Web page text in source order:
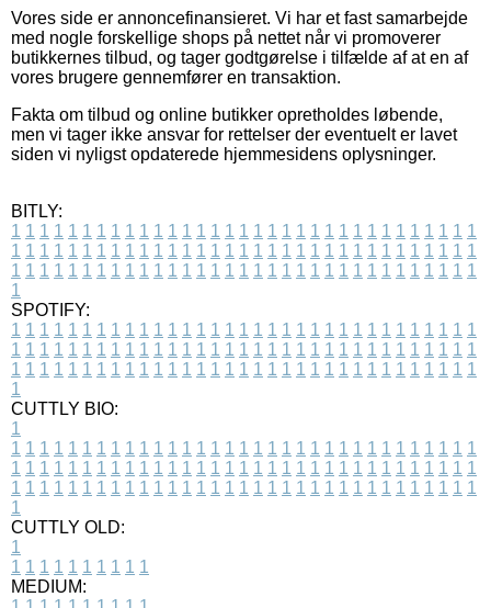
Vores side er annoncefinansieret. Vi har et fast samarbejde
med nogle forskellige shops på nettet når vi promoverer
butikkernes tilbud, og tager godtgørelse i tilfælde af at en af
vores brugere gennemfører en transaktion.
Fakta om tilbud og online butikker opretholdes løbende,
men vi tager ikke ansvar for rettelser der eventuelt er lavet
siden vi nyligst opdaterede hjemmesidens oplysninger.
BITLY:
1 1 1 1 1 1 1 1 1 1 1 1 1 1 1 1 1 1 1 1 1 1 1 1 1 1 1 1 1 1 1 1 1
1 1 1 1 1 1 1 1 1 1 1 1 1 1 1 1 1 1 1 1 1 1 1 1 1 1 1 1 1 1 1 1 1
1 1 1 1 1 1 1 1 1 1 1 1 1 1 1 1 1 1 1 1 1 1 1 1 1 1 1 1 1 1 1 1 1
1
SPOTIFY:
1 1 1 1 1 1 1 1 1 1 1 1 1 1 1 1 1 1 1 1 1 1 1 1 1 1 1 1 1 1 1 1 1
1 1 1 1 1 1 1 1 1 1 1 1 1 1 1 1 1 1 1 1 1 1 1 1 1 1 1 1 1 1 1 1 1
1 1 1 1 1 1 1 1 1 1 1 1 1 1 1 1 1 1 1 1 1 1 1 1 1 1 1 1 1 1 1 1 1
1
CUTTLY BIO:
1
1 1 1 1 1 1 1 1 1 1 1 1 1 1 1 1 1 1 1 1 1 1 1 1 1 1 1 1 1 1 1 1 1
1 1 1 1 1 1 1 1 1 1 1 1 1 1 1 1 1 1 1 1 1 1 1 1 1 1 1 1 1 1 1 1 1
1 1 1 1 1 1 1 1 1 1 1 1 1 1 1 1 1 1 1 1 1 1 1 1 1 1 1 1 1 1 1 1 1
1
CUTTLY OLD:
1
1 1 1 1 1 1 1 1 1 1
MEDIUM: